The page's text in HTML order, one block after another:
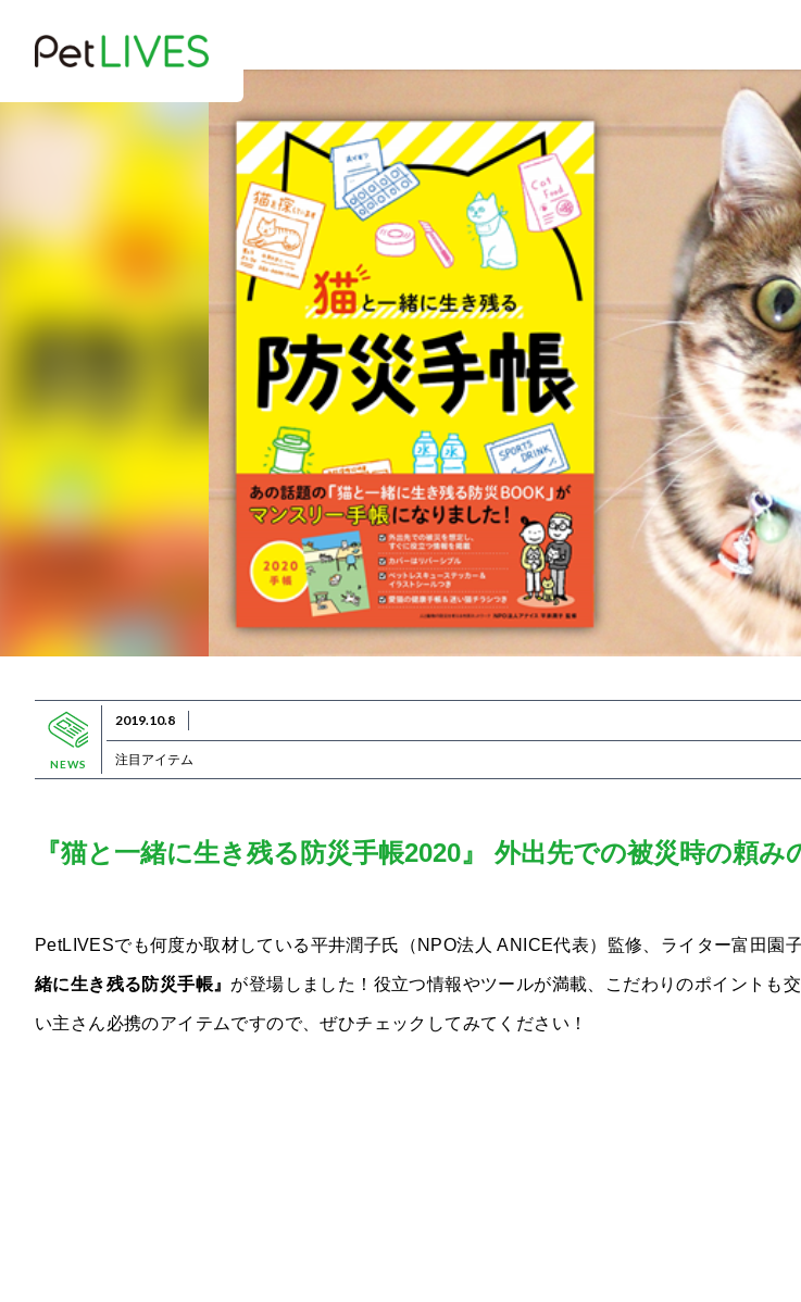
NEWS
2019.10.8
注目アイテム
『猫と一緒に生き残る防災手帳2020』 外出先での被災時の頼み
PetLIVESでも何度か取材している平井潤子氏（NPO法人 ANICE代表）監修、ライター富田園
緒に生き残る防災手帳』 が登場しました！役立つ情報やツールが満載、こだわりのポイントも
い主さん必携のアイテムですので、ぜひチェックしてみてください！